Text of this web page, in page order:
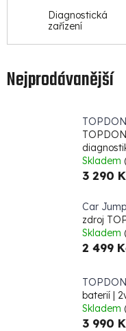
Diagnostická
zařízení
Nejprodávanější
Skladem
3 290
Car
zdroj
Skladem
2 499
baterií |
Skladem
3 990